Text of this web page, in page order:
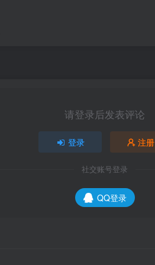
请登录后发表评论
登录 注册
社交账号登录
QQ登录